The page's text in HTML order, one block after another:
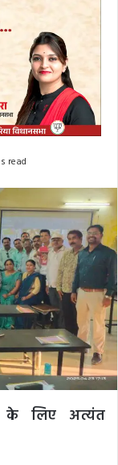
read
के लिए अत्यंत